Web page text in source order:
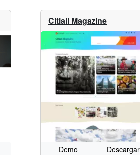
Citlali Magazine
Demo Descargar